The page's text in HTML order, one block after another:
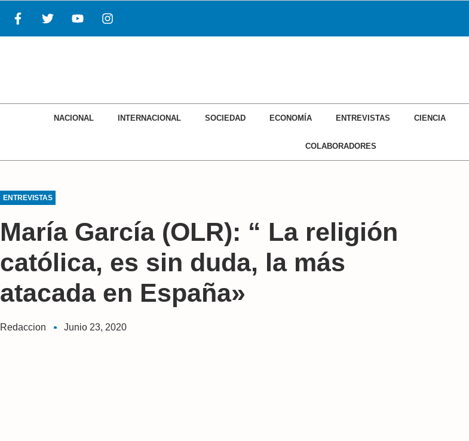
NACIONAL INTERNACIONAL SOCIEDAD ECONOMÍA ENTREVISTAS CIENCIA
COLABORADORES
ENTREVISTAS
María García (OLR): “ La religión
católica, es sin duda, la más
atacada en España»
Redaccion Junio 23, 2020